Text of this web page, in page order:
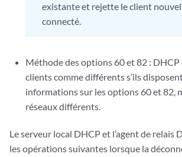
existante et rejette le client
connecté.
Méthode des options 60 et 82 :
clients comme différents s’ils
informations sur les options 60 et 82,
réseaux différents.
Le serveur local DHCP et l’agent de relais
les opérations suivantes lorsque la